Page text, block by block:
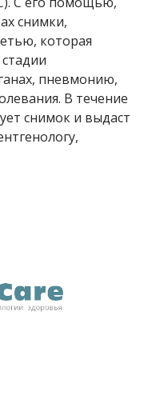
снимки,
которая
пневмонию,
В течение
снимок и выдаст